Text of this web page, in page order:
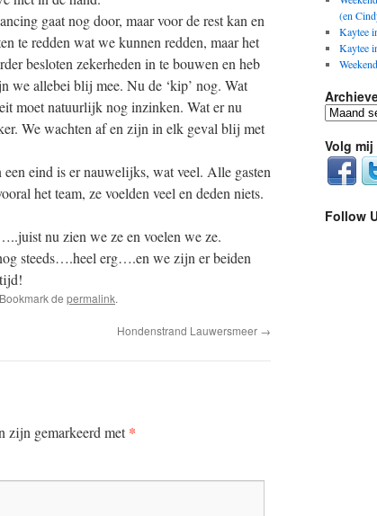
gaat nog door, maar voor de rest kan en
te redden wat we kunnen redden, maar het
besloten zekerheden in te bouwen en heb
we allebei blij mee. Nu de ‘kip’ nog. Wat
moet natuurlijk nog inzinken. Wat er nu
We wachten af en zijn in elk geval blij met
eind is er nauwelijks, wat veel. Alle gasten
het team, ze voelden veel en deden niets.
nu zien we ze en voelen we ze.
steeds….heel erg….en we zijn er beiden
de permalink.
Hondenstrand Lauwersmeer →
zijn gemarkeerd met*
(en
Kaytee
Kaytee
Archieven
Volg
Follow